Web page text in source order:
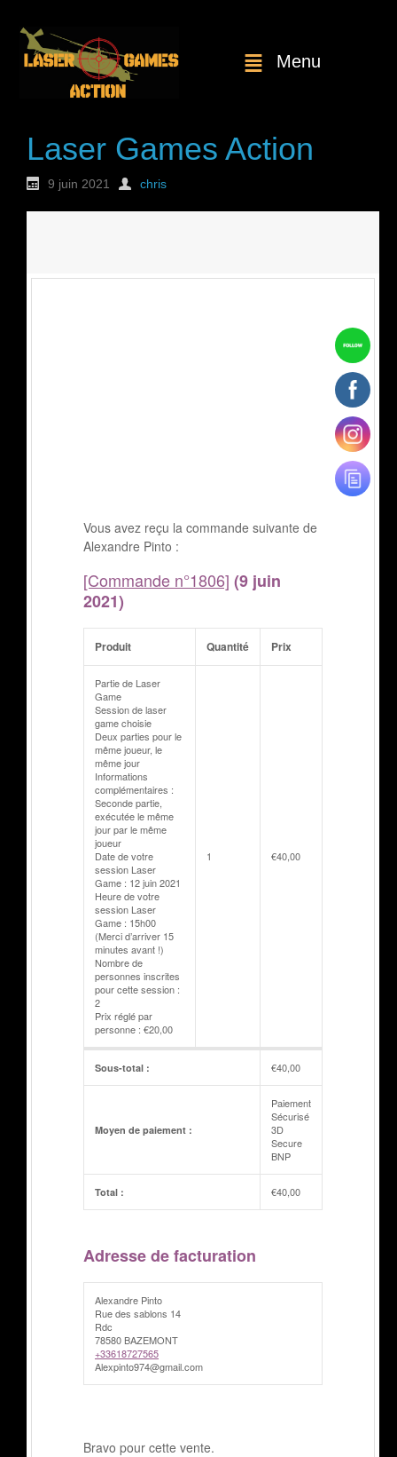
Menu
Laser Games Action
9 juin 2021 chris
Vous avez reçu la commande suivante de
Alexandre Pinto :
[Commande n°1806] (9 juin
2021)
Produit Quantité Prix
Partie de Laser
Game
Session de laser
game choisie
Deux parties pour le
même joueur, le
même jour
Informations
complémentaires :
Seconde partie,
exécutée le même
jour par le même
joueur
Date de votre
session Laser
Game : 12 juin 2021
Heure de votre
session Laser
Game : 15h00
(Merci d’arriver 15
minutes avant !)
Nombre de
personnes inscrites
pour cette session :
2
Prix réglé par
personne : €20,00
1 €40,00
Sous-total : €40,00
Moyen de paiement :
Paiement
Sécurisé
3D
Secure
BNP
Total : €40,00
Adresse de facturation
Alexandre Pinto
Rue des sablons 14
Rdc
78580 BAZEMONT
+33618727565
Alexpinto974@gmail.com
Bravo pour cette vente.